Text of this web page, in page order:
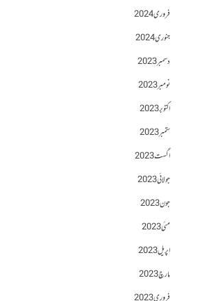
فروری 2024
جنوری 2024
دسمبر 2023
نومبر 2023
اکتوبر 2023
ستمبر 2023
اگست 2023
جولائی 2023
جون 2023
مئی 2023
اپریل 2023
مارچ 2023